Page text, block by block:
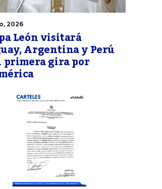
2026
León visitará
Argentina y Perú
primera gira por